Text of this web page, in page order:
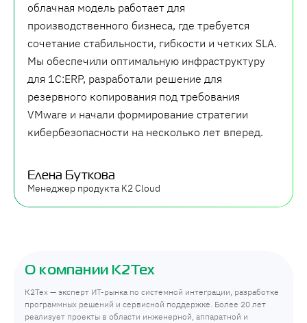
облачная модель работает для
производственного бизнеса, где требуется
сочетание стабильности, гибкости и четких SLA.
Мы обеспечили оптимальную инфраструктуру
для 1С:ERP, разработали решение для
резервного копирования под требования
VMware и начали формирование стратегии
кибербезопасности на несколько лет вперед.
Елена Буткова
Менеджер продукта K2 Cloud
О компании К2Тех
К2Тех — эксперт ИТ-рынка по системной интеграции, разработке
программных решений и сервисной поддержке. Более 20 лет
реализует проекты в области инженерной, аппаратной и